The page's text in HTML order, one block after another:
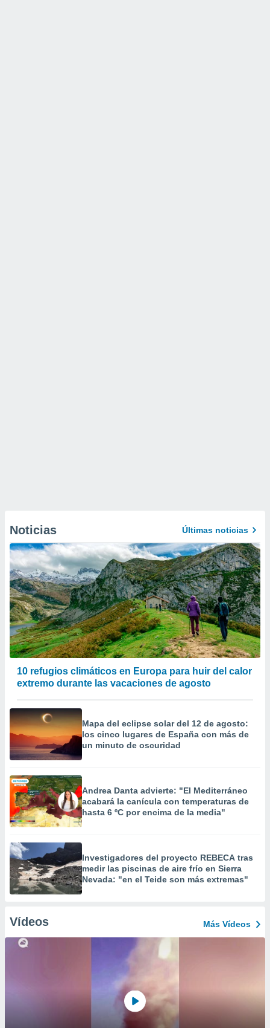
Noticias Últimas noticias
10 refugios climáticos en Europa para huir del calor
extremo durante las vacaciones de agosto
Mapa del eclipse solar del 12 de agosto:
los cinco lugares de España con más de
un minuto de oscuridad
Andrea Danta advierte: "El Mediterráneo
acabará la canícula con temperaturas de
hasta 6 ºC por encima de la media"
Investigadores del proyecto REBECA tras
medir las piscinas de aire frío en Sierra
Nevada: "en el Teide son más extremas"
Vídeos Más Vídeos